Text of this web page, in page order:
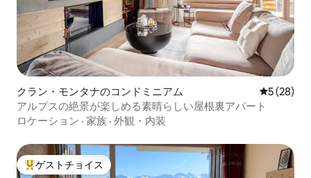
クラン・モンタナのコンドミニアム レビュー
5 (28)
アルプスの絶景が楽しめる素晴らしい屋根裏アパート
ロケーション · 家族 · 外観・内装
大好評のゲストチョイスです。
ゲストチョイス